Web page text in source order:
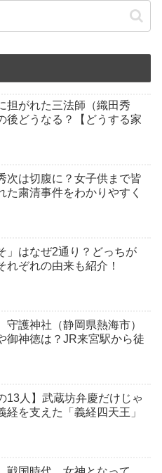
担がれた三法師（織田秀
後どうなる？【どうする家
次は切腹に？女子供まで皆
た粛清事件をわかりやすく
」はなぜ2通り？どっちが
れぞれの由来も紹介！
守護神社（静岡県熱海市）
御神徳は？JR来宮駅から徒
13人】武蔵坊弁慶だけじゃ
経を支えた「義経四天王」